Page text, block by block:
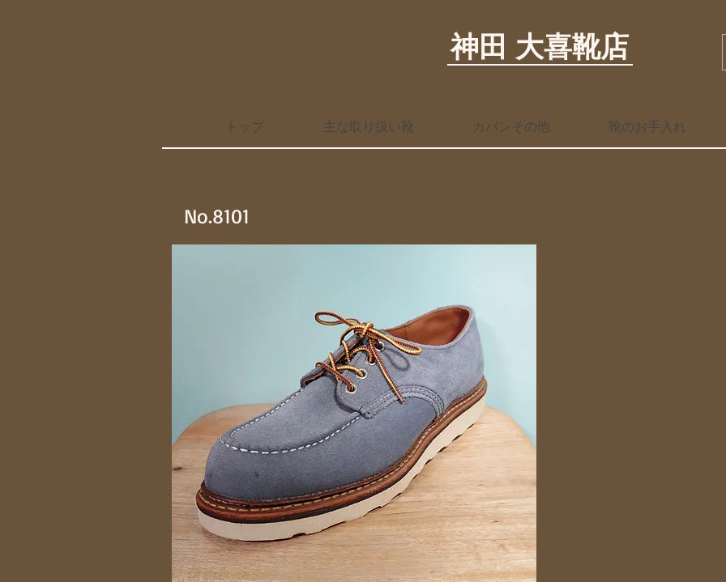
神田 大喜靴店
トップ 主な取り扱い靴 カバンその他 靴のお手入れ
No.8101